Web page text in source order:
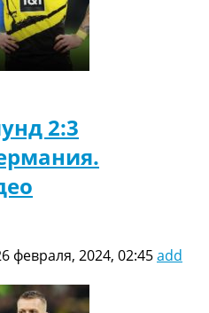
2:3
февраля, 2024, 02:45add